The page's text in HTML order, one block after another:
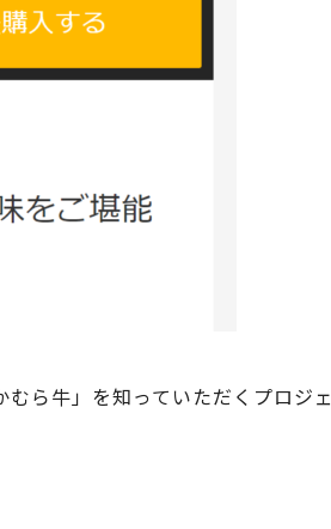
ら牛」を知っていただくプロジェ